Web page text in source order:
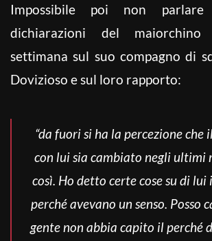
Impossibile poi non
dichiarazioni del maiorchino
settimana sul suo compagno di
Dovizioso e sul loro rapporto:
“da fuori si ha la percezione
con lui sia cambiato negli ultimi
così. Ho detto certe cose su di lui
perché avevano un senso. Posso
gente non abbia capito il perché